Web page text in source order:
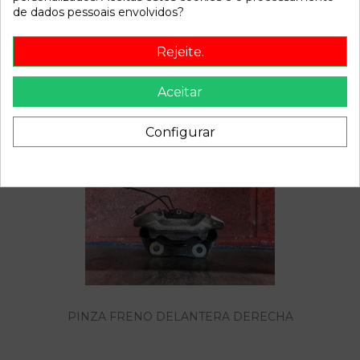
Descrição
Recambio de bomba direccion para citroen c15 | 0.85 - ... |
0.85 - ... referencia OEM IAM 9151249180
Também poderá gostar
PINZA FRENO DELANTERA DERECHA
de dados pessoais envolvidos?
Rejeite.
Aceitar
Configurar